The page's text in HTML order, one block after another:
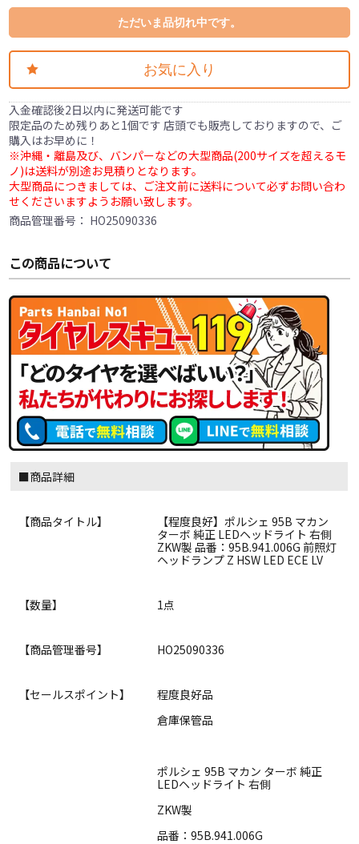
ただいま品切れ中です。
お気に入り
入金確認後2日以内に発送可能です
限定品のため残りあと1個です 店頭でも販売しておりますので、ご
購入はお早めに！
※沖縄・離島及び、バンパーなどの大型商品(200サイズを超えるモ
ノ)は送料が別途お見積りとなります。
大型商品につきましては、ご注文前に送料について必ずお問い合わ
せくださいますようお願い致します。
商品管理番号： HO25090336
この商品について
■商品詳細
【商品タイトル】
【程度良好】ポルシェ 95B マカン
ターボ 純正 LEDヘッドライト 右側
ZKW製 品番：95B.941.006G 前照灯
ヘッドランプ Z HSW LED ECE LV
【数量】 1点
【商品管理番号】 HO25090336
【セールスポイント】
程度良好品
倉庫保管品
ポルシェ 95B マカン ターボ 純正
LEDヘッドライト 右側
ZKW製
品番：95B.941.006G